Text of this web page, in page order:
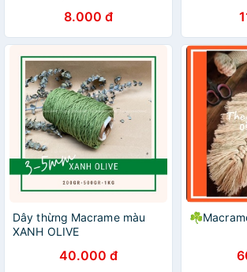
8.000 đ
Dây thừng Macrame màu
XANH OLIVE
40.000 đ